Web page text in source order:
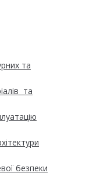
та
та
безпеки